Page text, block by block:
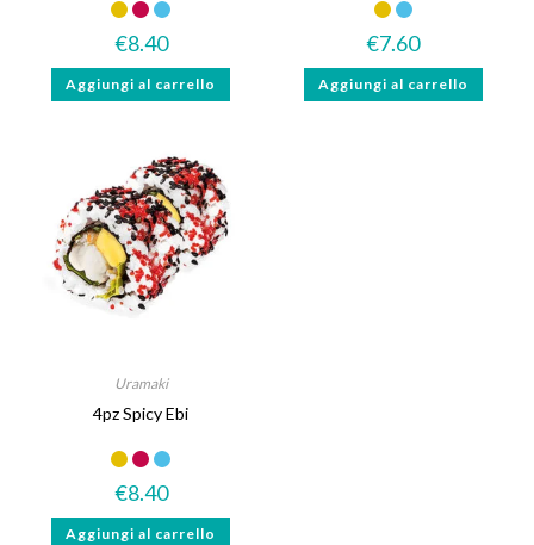
€8.40
Aggiungi al carrello
€7.60
Aggiungi al carrello
Uramaki
4pz Spicy Ebi
€8.40
Aggiungi al carrello